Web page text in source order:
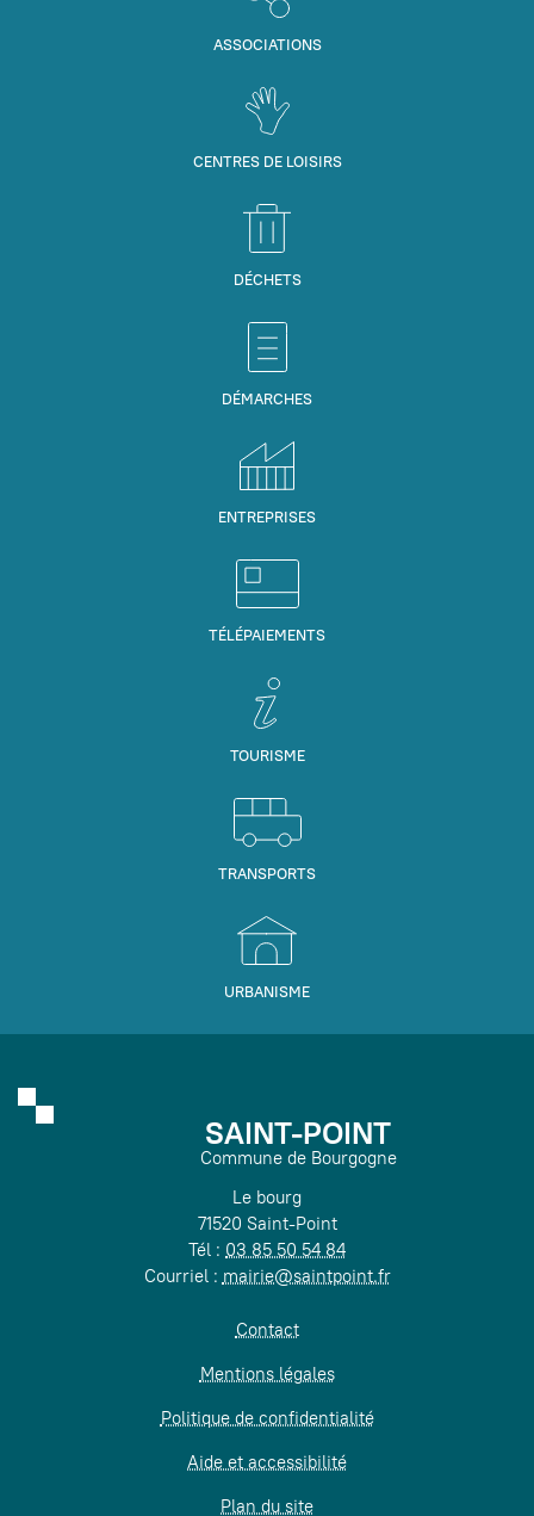
ASSOCIATIONS
CENTRES DE LOISIRS
DÉCHETS
DÉMARCHES
ENTREPRISES
TÉLÉPAIEMENTS
TOURISME
TRANSPORTS
URBANISME
SAINT-POINT
Commune de Bourgogne
Le bourg
71520 Saint-Point
Tél : 03 85 50 54 84
Courriel : mairie@saintpoint.fr
Contact
Mentions légales
Politique de confidentialité
Aide et accessibilité
Plan du site